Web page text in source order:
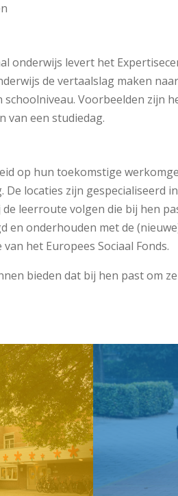
onderwijs levert het
de vertaalslag maken
Voorbeelden zijn
van een stu­diedag.
op hun toekomstige
locaties zijn gespecialiseerd
leerroute volgen die bij hen
onderhouden met de
het Europees Sociaal Fonds.
bieden dat bij hen past om